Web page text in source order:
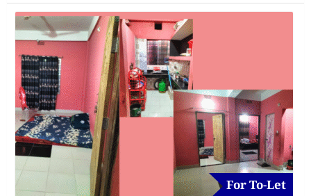
For To-Let